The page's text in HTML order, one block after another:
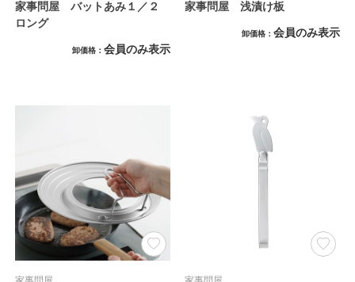
家事問屋 バットあみ１／２
ロング
卸価格 会員のみ表示
家事問屋 浅漬け板
卸価格 会員のみ表示